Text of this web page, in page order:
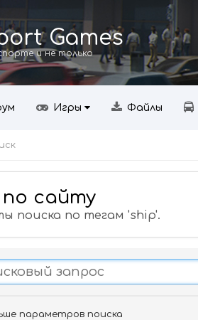
Games
и не только
Игры Файлы
сайту
поиска по тегам 'ship'.
параметров поиска